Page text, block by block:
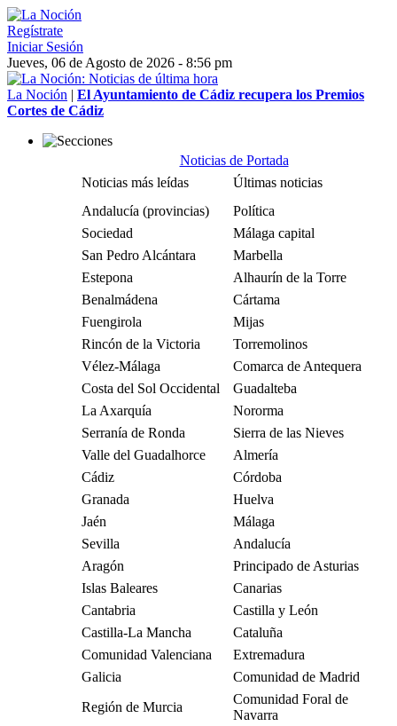
Regístrate
Iniciar Sesión
Jueves, 06 de Agosto de 2026 - 8:56 pm
La Noción | El Ayuntamiento de Cádiz recupera los Premios
Cortes de Cádiz
Noticias de Portada
Noticias más leídas
Últimas noticias
Andalucía (provincias)
Política
Sociedad
Málaga capital
San Pedro Alcántara
Marbella
Estepona
Alhaurín de la Torre
Benalmádena
Cártama
Fuengirola
Mijas
Rincón de la Victoria
Torremolinos
Vélez-Málaga
Comarca de Antequera
Costa del Sol Occidental
Guadalteba
La Axarquía
Nororma
Serranía de Ronda
Sierra de las Nieves
Valle del Guadalhorce
Almería
Cádiz
Córdoba
Granada
Huelva
Jaén
Málaga
Sevilla
Andalucía
Aragón
Principado de Asturias
Islas Baleares
Canarias
Cantabria
Castilla y León
Castilla-La Mancha
Cataluña
Comunidad Valenciana
Extremadura
Galicia
Comunidad de Madrid
Región de Murcia
Comunidad Foral de
Navarra